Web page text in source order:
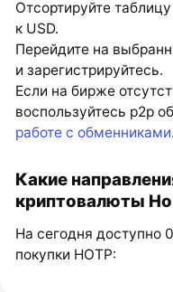
Отсортируйте
к USD.
Перейдите на
и зарегистрируйтесь.
Если на бирже
воспользуйтесь p2p
работе с обменниками.
Какие
криптовалюты
На сегодня доступно
покупки HOTP: